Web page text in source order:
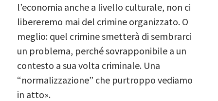
l’economia anche a livello culturale, non ci
libereremo mai del crimine organizzato. O
meglio: quel crimine smetterà di sembrarci
un problema, perché sovrapponibile a un
contesto a sua volta criminale. Una
“normalizzazione” che purtroppo vediamo
in atto».